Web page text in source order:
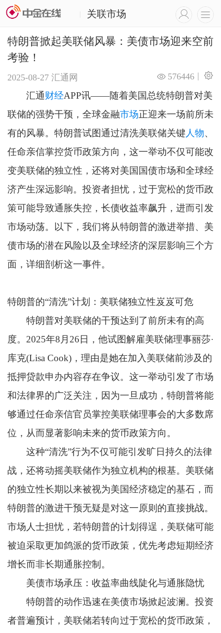
关联市场
特朗普掀起美联储风暴：美债市场迎来空前
考验！
2025-08-27 汇通网 |
576446
汇通财经APP讯——随着美国总统特朗普对美
联储的强势干预，全球金融市场正迎来一场前所未
有的风暴。特朗普试图通过清洗美联储关键人物、
任命亲信掌控货币政策方向，这一举动不仅可能改
变美联储的独立性，还将对美国国债市场和全球经
济产生深远影响。投资者担忧，过于宽松的货币政
策可能导致通胀失控，长债收益率飙升，进而引发
市场动荡。以下，我们将从特朗普的激进举措、美
债市场的潜在风险以及全球经济的深层影响三个方
面，详细剖析这一事件。
特朗普的“清洗”计划：美联储独立性岌岌可危
特朗普对美联储的干预达到了前所未有的高
度。2025年8月26日，他试图解雇美联储理事丽莎·
库克(Lisa Cook)，理由是她在加入美联储前涉及的
抵押贷款申办内容存在争议。这一举动引发了市场
和法律界的广泛关注，因为一旦成功，特朗普将能
够通过任命亲信官员掌控美联储理事会的大多数席
位，从而显著影响未来的货币政策方向。
这种“清洗”行为不仅可能引发旷日持久的法律
战，还将动摇美联储作为独立机构的根基。美联储
的独立性长期以来被视为美国经济稳定的基石，而
特朗普的激进干预无疑是对这一原则的直接挑战。
市场人士担忧，若特朗普的计划得逞，美联储可能
被迫采取更加鸽派的货币政策，优先考虑短期经济
增长而非长期通胀控制。
美债市场承压：收益率曲线陡化与通胀隐忧
特朗普的动作迅速在美债市场掀起波澜。投资
者普遍预计，美联储若转向过于宽松的货币政策，